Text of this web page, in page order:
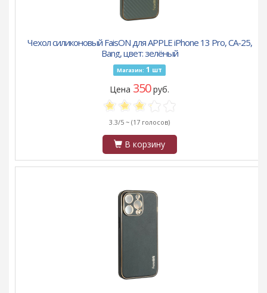
Чехол силиконовый FaisON для APPLE iPhone 13 Pro, CA-25,
Bang, цвет: зелёный
Магазин: 1 шт
Цена 350руб.
3.3/5 ~ (17 голосов)
В корзину